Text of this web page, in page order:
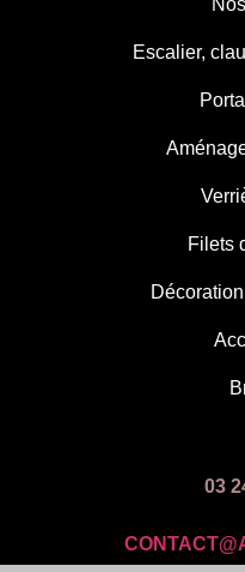
Escalier,
Filets
03